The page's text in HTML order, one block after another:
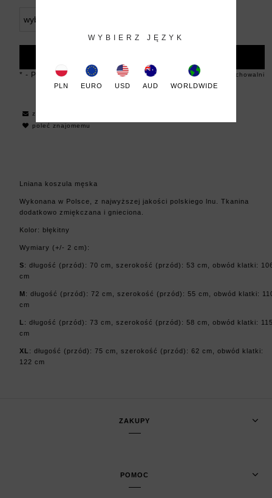
dodaj do przechowalni
* - Pole wymagane
zapytaj o produkt
poleć znajomemu
Lniana koszula męska
Wykonana w Polsce, z najwyższej jakości polskiego lnu. Tkanina
dodatkowo zmiękczana i gnieciona.
Kolor: błękitny
Wymiary (+/- 2 cm):
S: długość (przód): 70 cm, szerokość (przód): 53 cm, obwód klatki:
cm
M: długość (przód): 72 cm, szerokość (przód): 55 cm, obwód klatki:
cm
L : długość (przód): 73 cm, szerokość (przód): 58 cm, obwód klatki:
cm
XL : długość (przód): 75 cm, szerokość (przód): 62 cm, obwód klatki:
122 cm
ZAKUPY
POMOC
WYBIERZ JĘZYK
PLN EURO USD AUD WORLDWIDE